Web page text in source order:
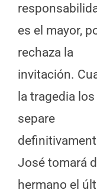
es el mayor,
rechaza la
invitación.
la tragedia los
separe
José tomará
hermano el